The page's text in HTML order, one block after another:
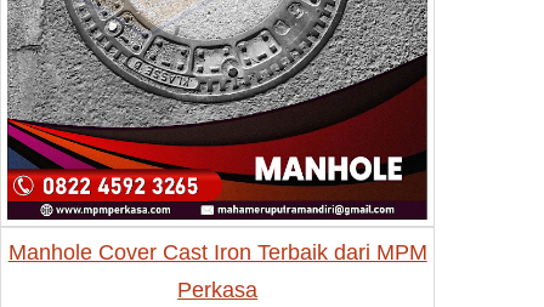
Manhole Cover Cast Iron Terbaik dari MPM
Perkasa